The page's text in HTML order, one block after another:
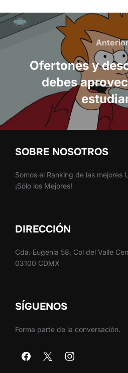
Navegación
de
entradasOfertones y
debes
SOBRE NOSOTROS
Somos el Ranking de las mejores
¡Sólo los Mejores!
DIRECCIÓN
Cda. Eugenia 58, Col del Valle
03100 CDMX
SÍGUENOS
Forma parte de la conversación.